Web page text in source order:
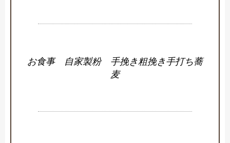
お食事 自家製粉 手挽き粗挽き手打ち蕎
麦